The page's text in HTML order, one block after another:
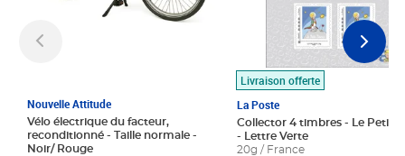
Nouvelle Attitude
Vélo électrique du facteur,
reconditionné - Taille normale -
Noir/ Rouge
Livraison offerte
La Poste
Collector 4 timbres - Le Petit
- Lettre Verte
20g / France